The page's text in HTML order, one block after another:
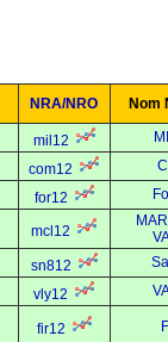
NRA/NRO Nom
mil12
com12
for12
mcl12
sn812
vly12
fir12